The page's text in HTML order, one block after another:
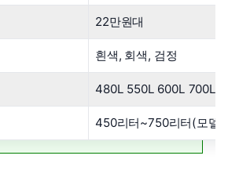
22만원대
흰색, 회색, 검정
480L 550L 600L 700L
450리터~750리터(모델